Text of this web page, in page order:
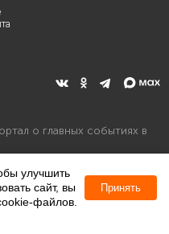
о главных событиях в
улучшить
сайт, вы
файлов.
Принять